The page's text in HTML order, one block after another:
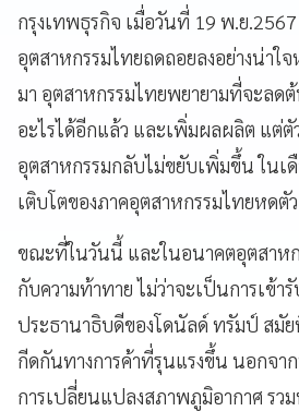
กรุงเทพธุรกิจ เมื่อวันที่ 19 พ.ย.2567
อุตสาหกรรมไทยถดถอยลงอย่างน่าใ
มา อุตสาหกรรมไทยพยายามที่จะลด
อะไรได้อีกแล้ว และเพิ่มผลผลิต แต่ตั
อุตสาหกรรมกลับไม่ขยับเพิ่มขึ้น ในเ
เติบโตของภาคอุตสาหกรรมไทยหดตั
ขณะที่ในวันนี้ และในอนาคตอุตสาห
กับความท้าทาย ไม่ว่าจะเป็นการเข้า
ประธานาธิบดีของโดนัลด์ ทรัมป์ สมั
กีดกันทางการค้าที่รุนแรงขึ้น นอกจา
การเปลี่ยนแปลงสภาพภูมิอากาศ รว